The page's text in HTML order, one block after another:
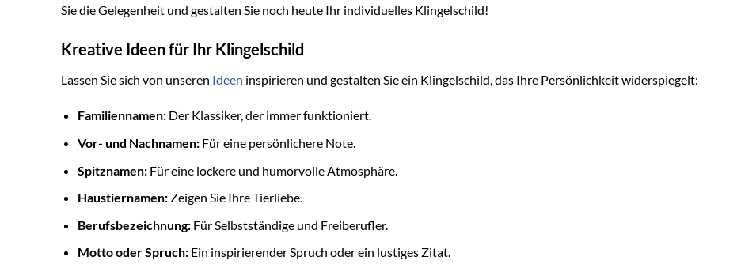
Sie die Gelegenheit und gestalten Sie noch heute Ihr individuelles Klingelschild!
Kreative Ideen für Ihr Klingelschild
Lassen Sie sich von unseren Ideen inspirieren und gestalten Sie ein Klingelschild, das Ihre Persönlichkeit widerspiegelt:
Familiennamen:Der Klassiker, der immer funktioniert.
Vor- und Nachnamen:Für eine persönlichere Note.
Spitznamen:Für eine lockere und humorvolle Atmosphäre.
Haustiernamen:Zeigen Sie Ihre Tierliebe.
Berufsbezeichnung:Für Selbstständige und Freiberufler.
Motto oder Spruch:Ein inspirierender Spruch oder ein lustiges Zitat.